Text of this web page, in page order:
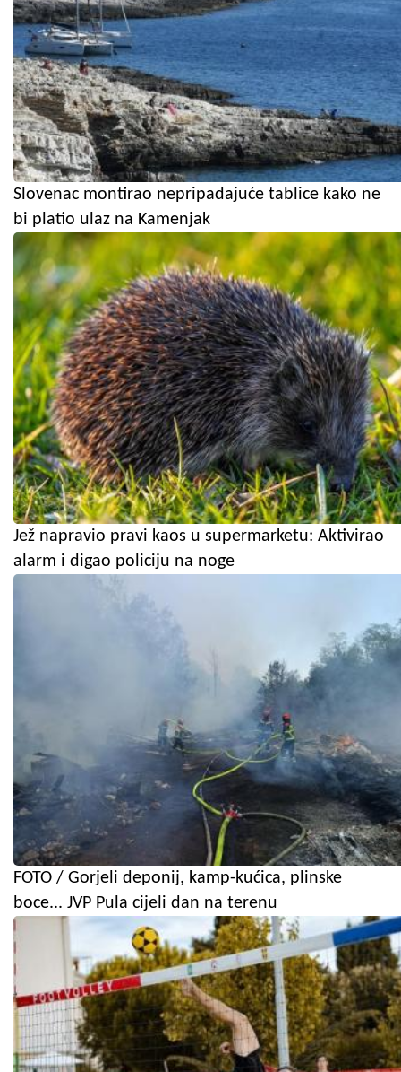
Slovenac montirao nepripadajuće tablice kako ne
bi platio ulaz na Kamenjak
Jež napravio pravi kaos u supermarketu: Aktivirao
alarm i digao policiju na noge
FOTO / Gorjeli deponij, kamp-kućica, plinske
boce... JVP Pula cijeli dan na terenu